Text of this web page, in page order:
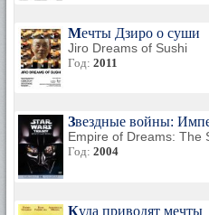
Мечты Дзиро о суши
Jiro Dreams of Sushi
Год: 2011
Звездные войны:
Empire of Dreams: The
Год: 2004
Куда приводят мечты